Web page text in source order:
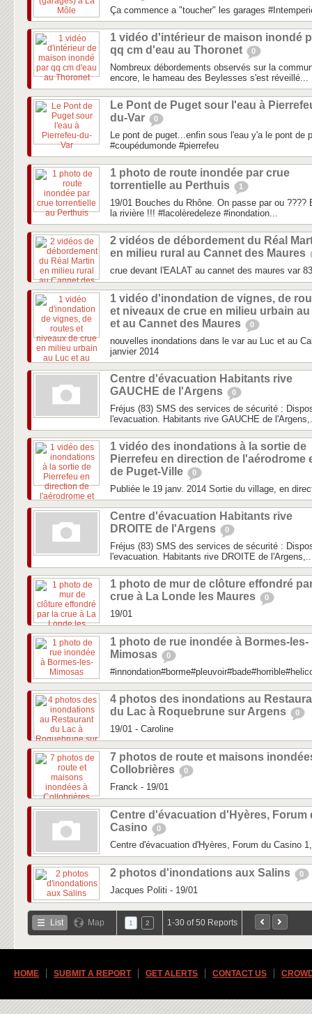
Ça commence a "toucher" les garages
1 vidéo d'intérieur de maison inondé
qq cm d'eau au Thoronet
0
Nombreux débordements observés sur la
encore, le hameau des Beylesses s'est réveillé...
Le Pont de Puget sour l'eau à
du-Var
0
Le pont de puget...enfin sous l'eau y'a le pont de
#coupédumonde #pierrefeu
1 photo de route inondée par crue
torrentielle au Perthuis
1
19/01 Bouches du Rhône. On passe par ou ????
la rivière !!! #lacolèredeleze #inondation...
2 vidéos de débordement du Réal
en milieu rural au Cannet des Maures
crue devant l'EALAT au cannet des maures var 83
1 vidéo d'inondation de vignes, de
et niveaux de crue en milieu urbain
et au Cannet des Maures
0
nouvelles inondations dans le var au Luc et au
janvier 2014
Centre d'évacuation Habitants rive
GAUCHE de l'Argens
0
Fréjus (83) SMS des services de sécurité :
l'evacuation. Habitants rive GAUCHE de
1 vidéo des inondations à la sortie de
Pierrefeu en direction de l'aérodrome
de Puget-Ville
0
Publiée le 19 janv. 2014 Sortie du village, en
Centre d'évacuation Habitants rive
DROITE de l'Argens
0
Fréjus (83) SMS des services de sécurité :
l'evacuation. Habitants rive DROITE de
1 photo de mur de clôture effondré
crue à La Londe les Maures
0
19/01
1 photo de rue inondée à Bormes-les-
Mimosas
0
4 photos des inondations au
du Lac à Roquebrune sur Argens
0
19/01 - Caroline
7 photos de route et maisons
Collobrières
0
Franck - 19/01
Centre d'évacuation d'Hyères, Forum
Casino
0
Centre d'évacuation d'Hyères, Forum du Casino
2 photos d'inondations aux Salins 0
Jacques Politi - 19/01
List Map 1 2 1-30 of 50 Reports
HOME SUBMIT A REPORT GET ALERTS CONTACT US